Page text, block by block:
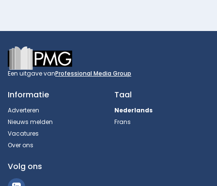
Footer
Een uitgave vanProfessional Media Group
Informatie
Adverteren
Nieuws melden
Vacatures
Over ons
Taal
Nederlands
Frans
Volg ons